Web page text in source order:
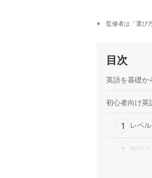
監修者は「選び
目次
英語を基礎か
初心者向け英
1 レベ
2 旅行